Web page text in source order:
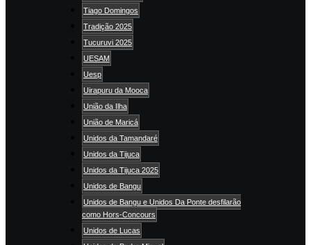
Tiago Domingos
Tradição 2025
Tucuruvi 2025
UESAM
Uesp
Uirapuru da Mooca
União da Ilha
União de Maricá
Unidos da Tamandaré
Unidos da Tijuca
Unidos da Tijuca 2025
Unidos de Bangu
Unidos de Bangu e Unidos Da Ponte desfilarão
como Hors-Concours
Unidos de Lucas